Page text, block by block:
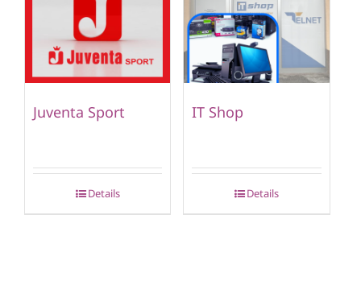
Juventa Sport
Details
IT Shop
Details